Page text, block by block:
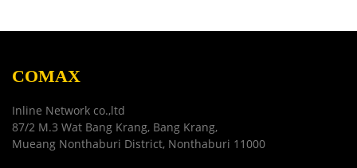
COMAX
Inline Network co.,ltd
87/2 M.3 Wat Bang Krang, Bang Krang,
Mueang Nonthaburi District, Nonthaburi 11000